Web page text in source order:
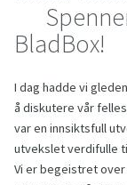
BladBox!
I dag hadde vi
å diskutere vår
var en innsiktsfull
utvekslet verdifulle
Vi er begeistret over